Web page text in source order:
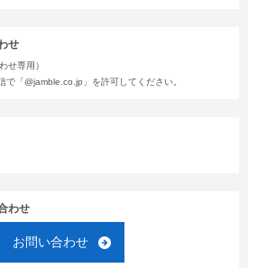
せ
せ専用）
「@jamble.co.jp」を許可してください。
わせ
お問い合わせ